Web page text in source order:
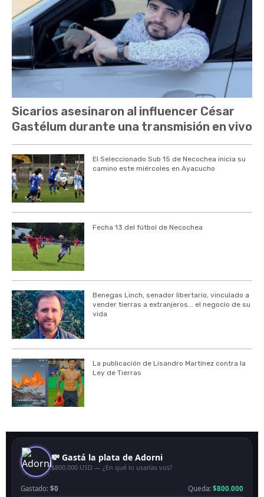
Sicarios asesinaron al influencer César
Gastélum durante una transmisión en vivo
El Seleccionado Sub 15 de Necochea inicia su
camino este miércoles en Ayacucho
Fecha 13 del fútbol de Necochea
Benegas Linch, senador libertario, vinculado a
vender tierras a extranjeros... el negocio de su
vida
La publicación de Lisandro Martínez contra la
Ley de Tierras